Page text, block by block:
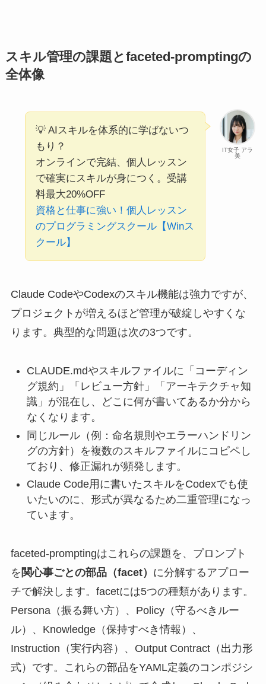
スキル管理の課題とfaceted-promptingの
全体像
IT女子 アラ
美
💡 AIスキルを体系的に学ばないつ
もり？
オンラインで完結、個人レッスン
で確実にスキルが身につく。受講
料最大20%OFF
資格と仕事に強い！個人レッスン
のプログラミングスクール【Winス
クール】
Claude CodeやCodexのスキル機能は強力ですが、
プロジェクトが増えるほど管理が破綻しやすくな
ります。典型的な問題は次の3つです。
CLAUDE.mdやスキルファイルに「コーディン
グ規約」「レビュー方針」「アーキテクチャ知
識」が混在し、どこに何が書いてあるか分から
なくなります。
同じルール（例：命名規則やエラーハンドリン
グの方針）を複数のスキルファイルにコピペし
ており、修正漏れが頻発します。
Claude Code用に書いたスキルをCodexでも使
いたいのに、形式が異なるため二重管理になっ
ています。
faceted-promptingはこれらの課題を、プロンプト
を 関心事ごとの部品（facet） に分解するアプロー
チで解決します。facetには5つの種類があります。
Persona（振る舞い方）、Policy（守るべきルー
ル）、Knowledge（保持すべき情報）、
Instruction（実行内容）、Output Contract（出力形
式）です。これらの部品をYAML定義のコンポジシ